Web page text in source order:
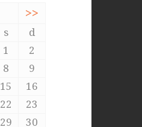
>>
s
d
1
2
8
9
15
16
22
23
29 30